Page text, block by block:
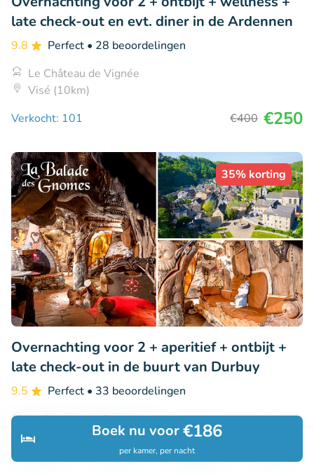
Zoeken Boekingen
Boek nu voor€186
per kamer, per nacht
late check-out en evt. diner in de Ardennen
9.8 Perfect • 28 beoordelingen
Le Château de Vignée
Visé (10km)
Verkocht: 101
€400 €250
35% korting
Overnachting voor 2 + aperitief + ontbijt +
late check-out in de buurt van Durbuy
9.5 Perfect • 33 beoordelingen
La Balade des Gnomes
Durbuy (11km)
Verkocht: 110
€153 €99